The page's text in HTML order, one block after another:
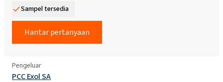
Sampel tersedia
Hantar pertanyaan
Pengeluar
PCC Exol SA